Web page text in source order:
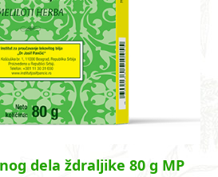
dela ždraljike 80 g MP